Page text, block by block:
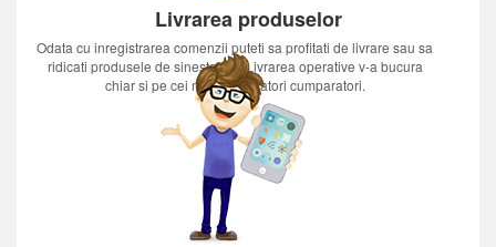
Livrarea produselor
Odata cu inregistrarea comenzii puteti sa profitati de livrare sau sa
ridicati produsele de sinestatator.Livrarea operative v-a bucura
chiar si pe cei mai nerabdatori cumparatori.